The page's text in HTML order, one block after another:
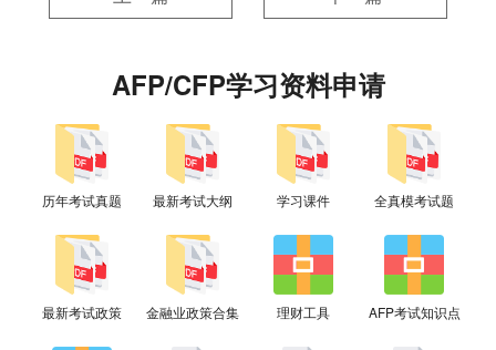
AFP/CFP学习资料申请
历年考试真题 最新考试大纲 学习课件 全真模考试题
最新考试政策 金融业政策合集 理财工具 AFP考试知识点